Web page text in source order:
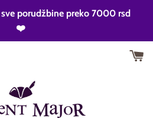
porudžbine preko 7000 rsd
❤️